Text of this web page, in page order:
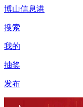
博山信息港
搜索
我的
抽奖
发布